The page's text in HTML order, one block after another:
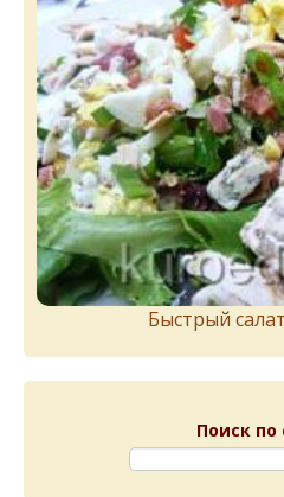
Быстрый
Поиск по